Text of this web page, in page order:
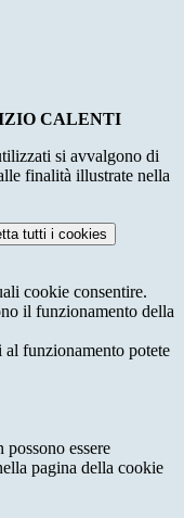
CALENTI
si avvalgono di
finalità illustrate nella
tutti i cookies
cookie consentire.
il funzionamento della
al funzionamento potete
essere
pagina della cookie